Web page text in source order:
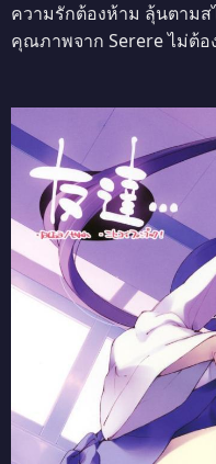
ความรักต้องห้าม ลุ้นตามส
คุณภาพจาก Serere ไม่ต้